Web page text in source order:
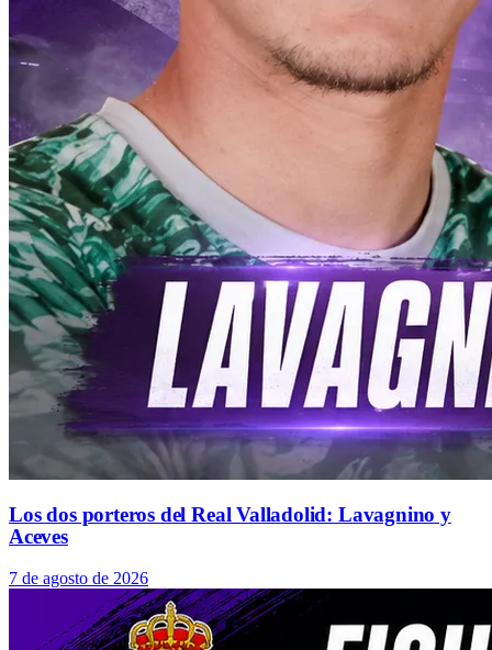
Los dos porteros del Real Valladolid: Lavagnino y
Aceves
7 de agosto de 2026